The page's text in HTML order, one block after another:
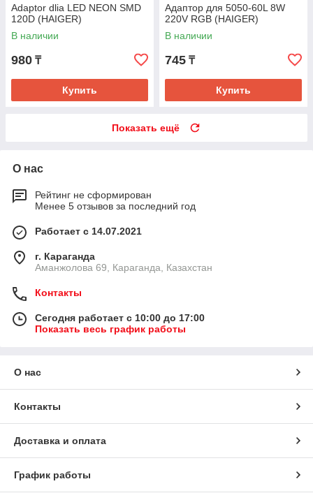
Adaptor dlia LED NEON SMD
120D (HAIGER)
В наличии
980 ₸
Купить
Адаптор для 5050-60L 8W
220V RGB (HAIGER)
В наличии
745 ₸
Купить
Показать ещё
О нас
Рейтинг не сформирован
Менее 5 отзывов за последний год
Работает с 14.07.2021
г. Караганда
Аманжолова 69, Караганда, Казахстан
Контакты
Сегодня работает с 10:00 до 17:00
Показать весь график работы
О нас
Контакты
Доставка и оплата
График работы